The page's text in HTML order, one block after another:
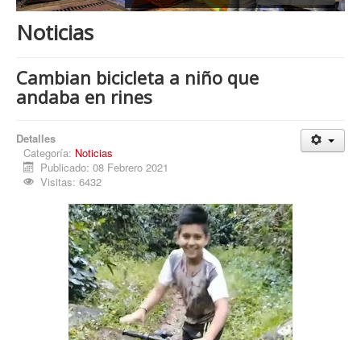
Procesos
Cultura
Región
Multimedia
Noticias
Cambian bicicleta a niño que
andaba en rines
Detalles
Categoría: Noticias
Publicado: 08 Febrero 2021
Visitas: 6432